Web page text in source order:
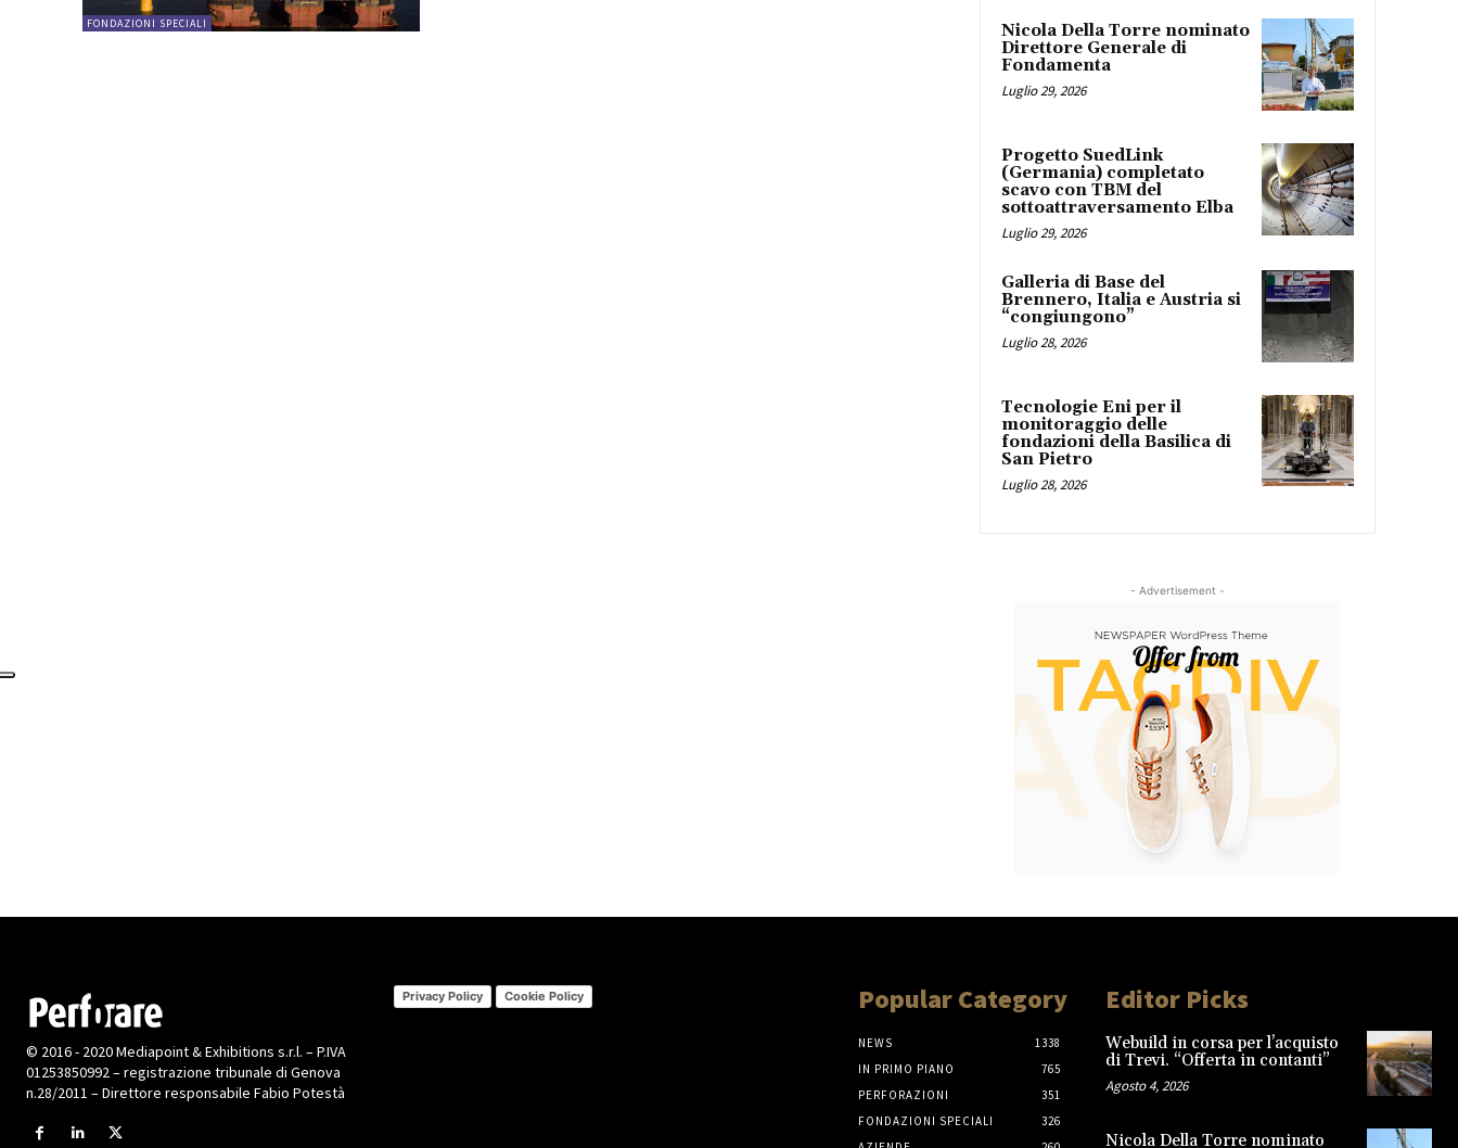
FONDAZIONI SPECIALI
Nicola Della Torre nominato
Direttore Generale di
Fondamenta
Luglio 29, 2026
Progetto SuedLink
(Germania) completato
scavo con TBM del
sottoattraversamento Elba
Luglio 29, 2026
Galleria di Base del
Brennero, Italia e Austria si
“congiungono”
Luglio 28, 2026
Tecnologie Eni per il
monitoraggio delle
fondazioni della Basilica di
San Pietro
Luglio 28, 2026
- Advertisement -
© 2016 - 2020 Mediapoint & Exhibitions s.r.l. – P.IVA
01253850992 – registrazione tribunale di Genova
n.28/2011 – Direttore responsabile Fabio Potestà
Privacy Policy Cookie Policy Popular Category
NEWS
1338
IN PRIMO PIANO
765
PERFORAZIONI
351
FONDAZIONI SPECIALI
326
Editor Picks
Webuild in corsa per l’acquisto
di Trevi. “Offerta in contanti”
Agosto 4, 2026
Nicola Della Torre nominato